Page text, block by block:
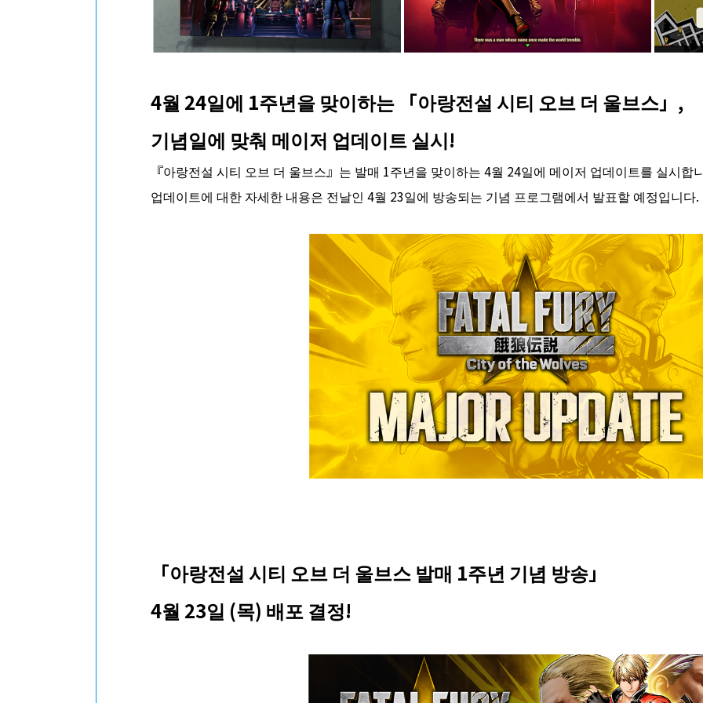
4월 24일에 1주년을 맞이하는 「아랑전설 시티 오브 더 울브스」,
기념일에 맞춰 메이저 업데이트 실시!
『아랑전설 시티 오브 더 울브스』는 발매 1주년을 맞이하는 4월 24일에 메이저 업데이트를 실시합
업데이트에 대한 자세한 내용은 전날인 4월 23일에 방송되는 기념 프로그램에서 발표할 예정입니다.
「아랑전설 시티 오브 더 울브스 발매 1주년 기념 방송」
4월 23일 (목) 배포 결정!